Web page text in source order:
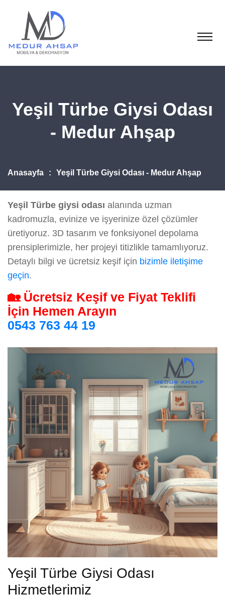
Yeşil Türbe Giysi Odası
- Medur Ahşap
Anasayfa Yeşil Türbe Giysi Odası - Medur Ahşap
Yeşil Türbe giysi odası alanında uzman
kadromuzla, evinize ve işyerinize özel çözümler
üretiyoruz. 3D tasarım ve fonksiyonel depolama
prensiplerimizle, her projeyi titizlikle tamamlıyoruz.
Detaylı bilgi ve ücretsiz keşif için bizimle iletişime
geçin.
🏡 Ücretsiz Keşif ve Fiyat Teklifi
İçin Hemen Arayın
0543 763 44 19
Yeşil Türbe Giysi Odası
Hizmetlerimiz